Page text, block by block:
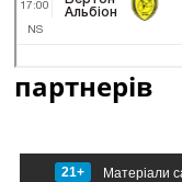
партнерів
21+ Матеріали